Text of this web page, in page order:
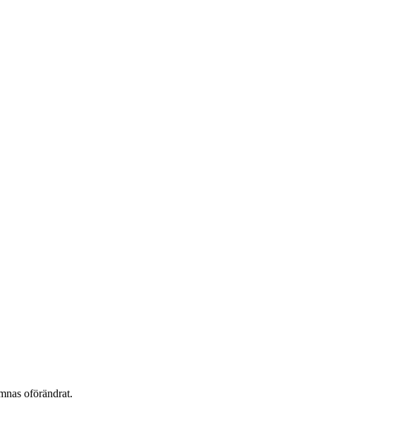
oförändrat.